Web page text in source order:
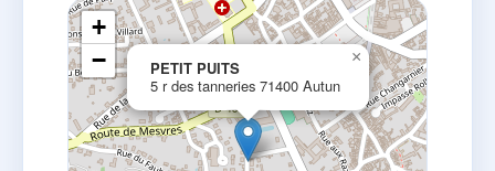
PETIT PUITS
5 r des tanneries 71400 Autun
×
+
−